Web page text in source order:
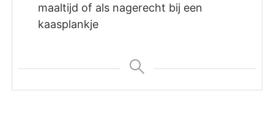
maaltijd of als nagerecht bij een
kaasplankje